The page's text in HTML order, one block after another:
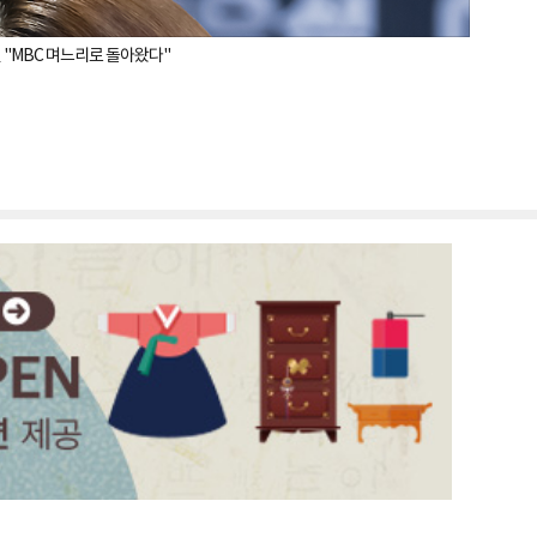
며느리로 돌아왔다"